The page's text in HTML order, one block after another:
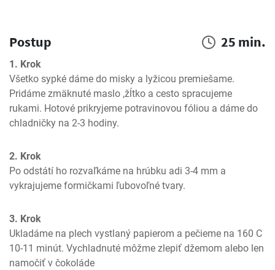
Postup 25 min.
1. Krok
Všetko sypké dáme do misky a lyžicou premiešame.
Pridáme zmäknuté maslo ,žĺtko a cesto spracujeme
rukami. Hotové prikryjeme potravinovou fóliou a dáme do
chladničky na 2-3 hodiny.
2. Krok
Po odstátí ho rozvaľkáme na hrúbku adi 3-4 mm a
vykrajujeme formičkami ľubovoľné tvary.
3. Krok
Ukladáme na plech vystlaný papierom a pečieme na 160 C
10-11 minút. Vychladnuté môžme zlepiť džemom alebo len
namočiť v čokoláde